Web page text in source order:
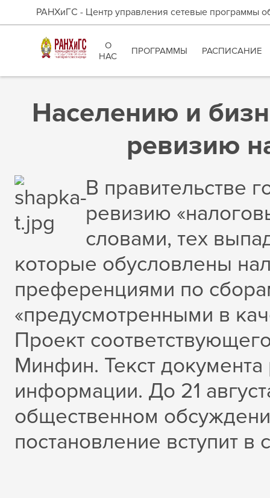
РАНХиГС - Центр управления сетевые программы
О
НАС
ПРОГРАММЫ РАСПИСАНИЕ
Населению и
ревизию
В правительстве
ревизию
словами, тех
которые обусловлены
преференциями по
«предусмотренными в
Проект
Минфин. Текст
информации. До 21
общественном
постановление вступит в